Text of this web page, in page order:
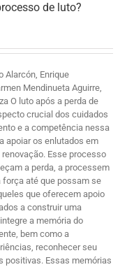
de luto?
Alarcón, Enrique
Mendinueta Aguirre,
O luto após a perda de
crucial dos cuidados
e a competência nessa
apoiar os enlutados em
Esse processo
a perda, a processem
força até que possam se
que oferecem apoio
a construir uma
a memória do
bem como a
reconhecer seu
positivas. Essas memórias